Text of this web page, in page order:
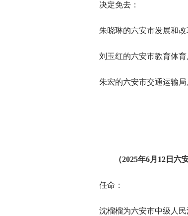
决定免去：
朱晓琳的六安市发展和改
刘玉红的六安市教育体育
朱宏的六安市交通运输局
（2025年6月12日
任命：
沈榴榴为六安市中级人民